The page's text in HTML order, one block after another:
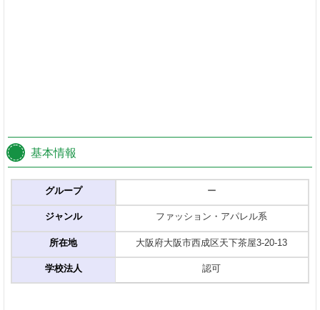
基本情報
グループ
ジャンル
所在地
学校法人
ー
ファッション・アパレル系
大阪府大阪市西成区天下茶屋3-20-13
認可